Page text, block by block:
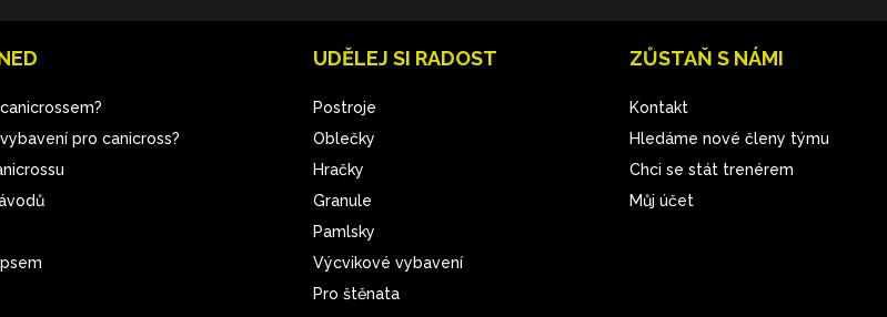
pro canicross?
UDĚLEJ SI RADOST
Postroje
Oblečky
Hračky
Granule
Pamlsky
Výcvikové vybavení
Pro štěnata
ZŮSTAŇ S NÁMI
Kontakt
Hledáme nové členy týmu
Chci se stát trenérem
Můj účet